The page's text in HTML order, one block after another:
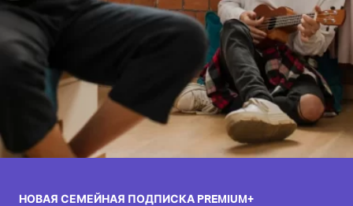
НОВАЯ СЕМЕЙНАЯ ПОДПИСКА PREMIUM+